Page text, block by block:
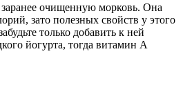
очищенную морковь. Она
зато полезных свойств у этого
только добавить к ней
йогурта, тогда витамин А